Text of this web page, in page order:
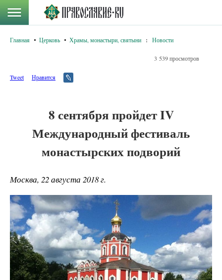
Главная Церковь Храмы, монастыри, святыни : Новости
3 539 просмотров
Tweet Нравится
8 сентября пройдет IV
Международный фестиваль
монастырских подворий
Москва, 22 августа 2018 г.